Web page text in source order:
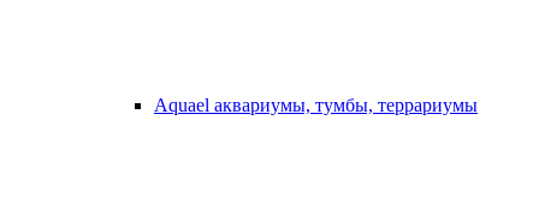
Aquael аквариумы, тумбы, террариумы